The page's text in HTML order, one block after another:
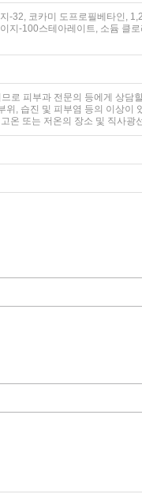
32, 코카미 도프로필베타인,
-100스테아레이트, 소듐 클
피부과 전문의 등에게 상담
, 습진 및 피부염 등의 이상이
온 또는 저온의 장소 및 직사광